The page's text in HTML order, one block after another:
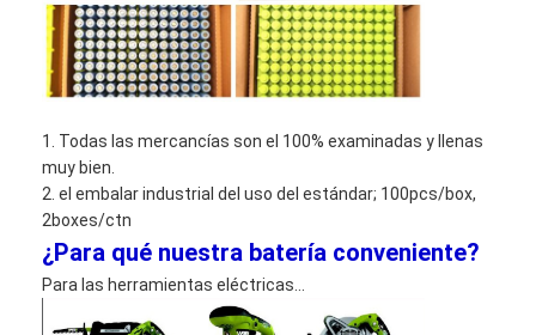
1. Todas las mercancías son el 100% examinadas y llenas
muy bien.
2. el embalar industrial del uso del estándar; 100pcs/box,
2boxes/ctn
¿Para qué nuestra batería conveniente?
Para las herramientas eléctricas…